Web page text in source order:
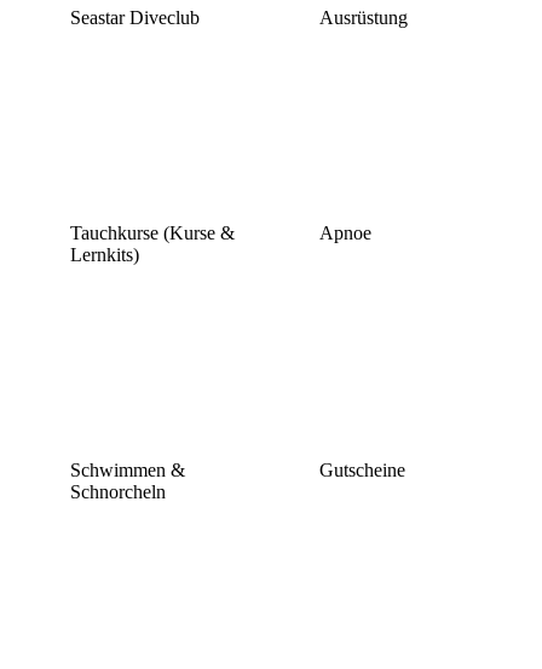
Seastar Diveclub Ausrüstung
Tauchkurse (Kurse &
Lernkits)
Apnoe
Schwimmen &
Schnorcheln
Gutscheine